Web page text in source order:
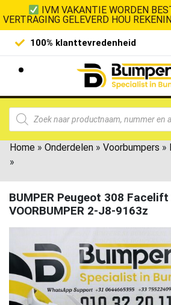
IVM VAKANTIE WORDEN
VERTRAGING GELEVERD HOU
100% klanttevredenheid
Home » Onderdelen » Voorbumpers »
»
BUMPER Peugeot 308
VOORBUMPER 2-J8-9163z